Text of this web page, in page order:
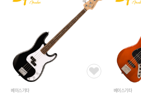
베이스기타 베이스기타